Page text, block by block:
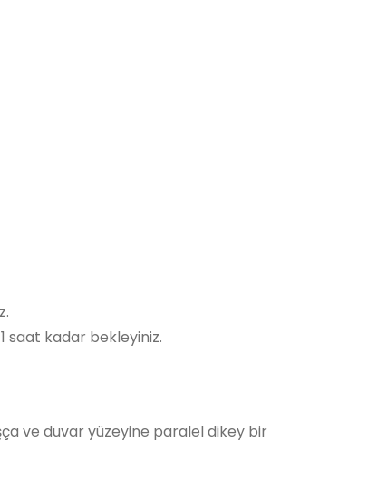
saat kadar bekleyiniz.
ve duvar yüzeyine paralel dikey bir